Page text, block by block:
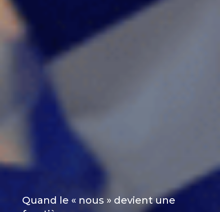
Quand le « nous » devient une